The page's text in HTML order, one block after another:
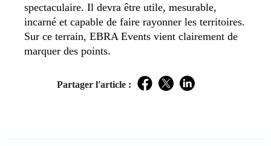
spectaculaire. Il devra être utile, mesurable,
incarné et capable de faire rayonner les territoires.
Sur ce terrain, EBRA Events vient clairement de
marquer des points.
Partager l'article : Facebook
TwitterLinkedIn